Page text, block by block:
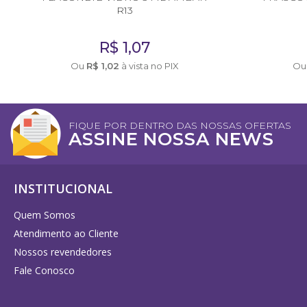
R13
R$ 1,07
Ou R$ 1,02 à vista no PIX Ou
FIQUE POR DENTRO DAS NOSSAS OFERTAS
ASSINE NOSSA NEWS
INSTITUCIONAL
Quem Somos
Atendimento ao Cliente
Nossos revendedores
Fale Conosco